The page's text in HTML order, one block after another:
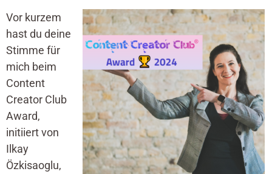
Vor kurzem
hast du deine
Stimme für
mich beim
Content
Creator Club
Award,
initiiert von
Ilkay
Özkisaoglu,